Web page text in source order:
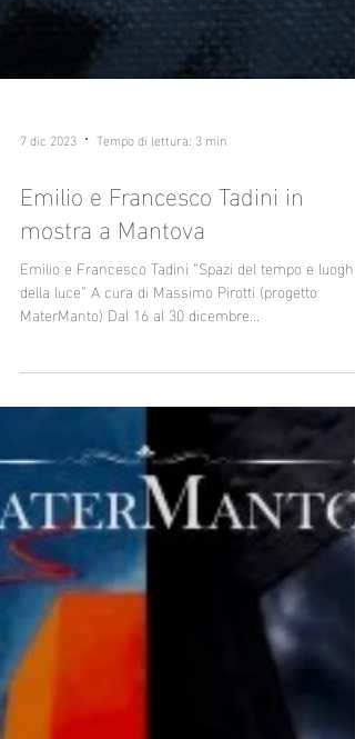
7 dic 2023 Tempo di lettura: 3 min
Emilio e Francesco Tadini in
mostra a Mantova
della luce” A cura di Massimo Pirotti (progetto
MaterManto) Dal 16 al 30 dicembre...